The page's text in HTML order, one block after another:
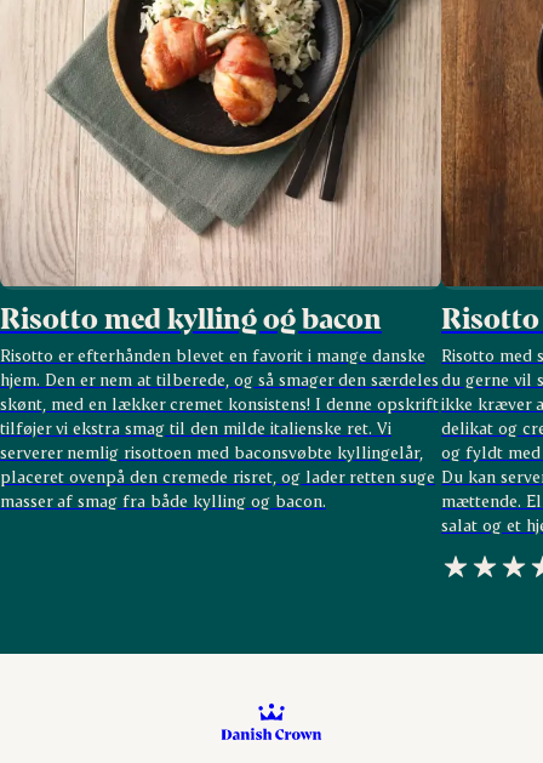
Risotto med kylling og bacon
Risotto er efterhånden blevet en favorit i mange danske
hjem. Den er nem at tilberede , og så smager den særdeles
skønt, med en lækker cremet konsistens! I denne opskrift
tilføjer vi ekstra smag til den milde italienske ret. Vi
serverer nemlig risottoen med baconsvøbte kyllingelår,
placeret ovenpå den cremede risret, og lader retten suge
masser af smag fra både kylling og bacon.
Risotto
Risotto med
du gerne vil
ikke kræver
delikat og
og fyldt med
Du kan
mættende.
salat og et